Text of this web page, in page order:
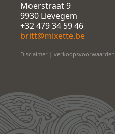
Moerstraat 9
9930 Lievegem
+32 479 34 59 46
britt@mixette.be
Disclaimer | verkoopsvoorwaarden